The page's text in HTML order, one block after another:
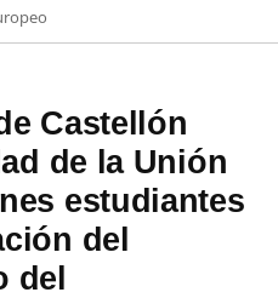
Castellón
de la Unión
estudiantes
del
del